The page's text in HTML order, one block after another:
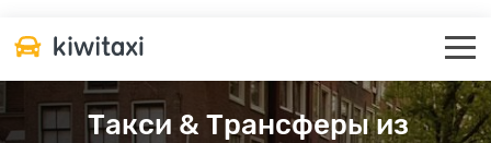
Такси & Трансферы из